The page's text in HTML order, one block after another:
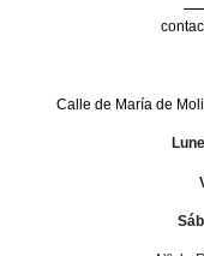
Calle de María de